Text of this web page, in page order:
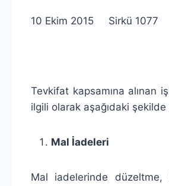
10 Ekim 2015 Sirkü 1077
Tevkifat kapsamına alınan
ilgili olarak aşağıdaki
Mal İadeleri
Mal iadelerinde